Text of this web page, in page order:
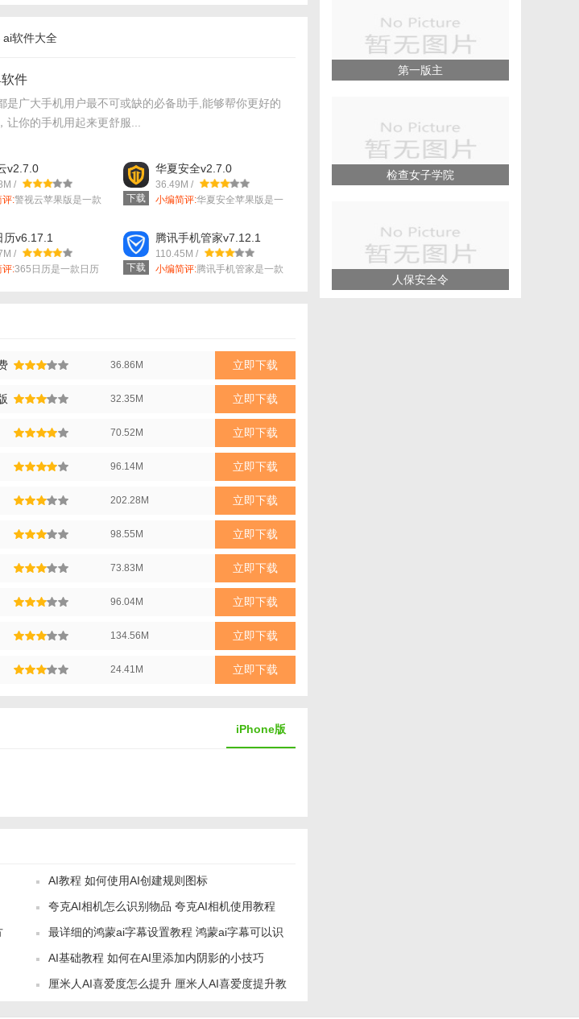
出答案或解决方案，支持多种语境下的对话。
览历史和兴趣偏好，推荐相关内容，帮助用户发现新兴
准地理解你的喜好，为你推送个性化的资讯和娱乐内
自我优化，提供更加贴心、精准的服务。
事，甚至可以一起玩游戏、解谜。
一起交流、分享，拓宽社交圈。
体的智能应用，凭借其高度智能化、个性化体验以及多
体验。无论是追求新鲜感的年轻人，还是需要便捷生活
趣和便利。同时，AI小聚注重用户隐私保护，让用户在
ai软件大全
件
是广大手机用户最不可或缺的必备助手,能够帮你更好的
让你的手机用起来更舒服...
v2.7.0
/
评:警视云苹果版是一款
下载
华夏安全v2.7.0
36.49M /
小编简评:华夏安全苹果版是一
历v6.17.1
/
评:365日历是一款日历
下载
腾讯手机管家v7.12.1
110.45M /
小编简评:腾讯手机管家是一款
36.86M 立即下载
32.35M 立即下载
70.52M 立即下载
96.14M 立即下载
202.28M 立即下载
98.55M 立即下载
73.83M 立即下载
96.04M 立即下载
134.56M 立即下载
24.41M 立即下载
iPhone版
AI教程 如何使用AI创建规则图标
夸克AI相机怎么识别物品 夸克AI相机使用教程
最详细的鸿蒙ai字幕设置教程 鸿蒙ai字幕可以识
别日语吗
AI基础教程 如何在AI里添加内阴影的小技巧
厘米人AI喜爱度怎么提升 厘米人AI喜爱度提升教
程
第一版主
检查女子学院
人保安全令